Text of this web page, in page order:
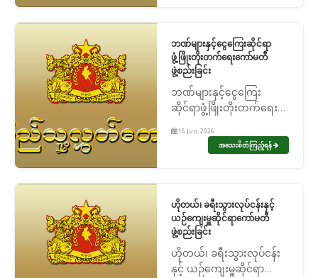
ဘဏ်များနှင့်ငွေကြေးဆိုင်ရာ
ဖွံ့ဖြိုးတိုးတက်ရေးကော်မတီ
ဖွဲ့စည်းခြင်း
ဘဏ်များနှင့်ငွေကြေး
ဆိုင်ရာဖွံ့ဖြိုးတိုးတက်ရေး
16 Jun, 2026
အသေးစိတ်ကြည့်ရန်
ဟိုတယ်၊ ခရီးသွားလုပ်ငန်းနှင့်
ယဉ်ကျေးမှူဆိုင်ရာကော်မတီ
ဖွဲ့စည်းခြင်း
ဟိုတယ်၊ ခရီးသွားလုပ်ငန်း
နှင့် ယဉ်ကျေးမှူဆိုင်ရာ